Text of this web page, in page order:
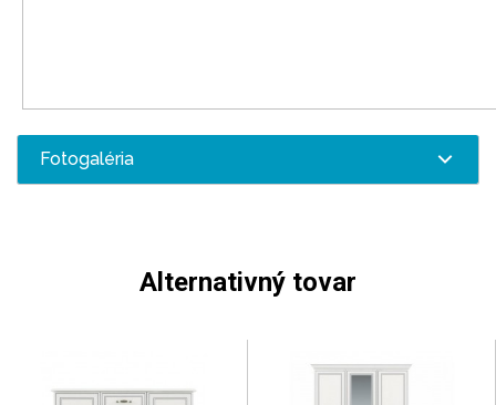
Fotogaléria
Alternativný tovar